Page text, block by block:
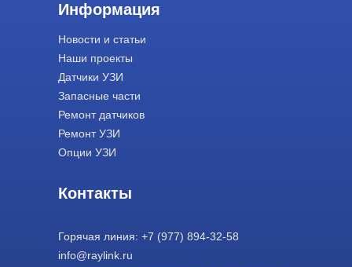
Информация
Контакты
Новости и статьи
Наши проекты
Датчики УЗИ
Запасные части
Ремонт датчиков
Ремонт УЗИ
Опции УЗИ
Горячая линия: +7 (977) 894-32-58
info@raylink.ru